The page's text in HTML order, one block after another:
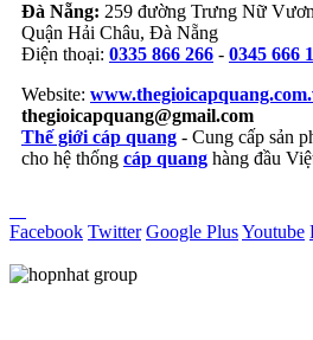
Đà Nẵng: 259 đường Trưng Nữ
Quận Hải Châu, Đà Nẵng
Điện thoại: 0335 866 266 - 0345 666
Website:
thegioicapquang@gmail.com
Thế giới cáp quang - Cung cấp sản
cho hệ thống cáp quang hàng đầu
Facebook Twitter Google PlusYoutube